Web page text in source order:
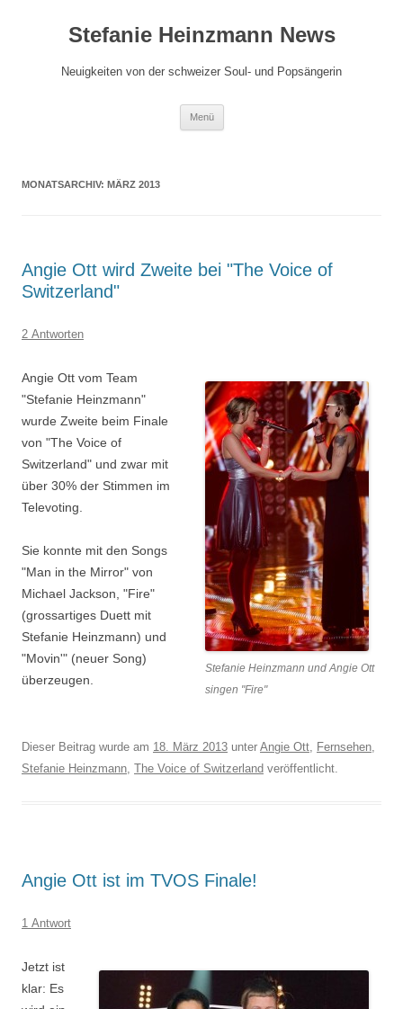
springenStefanie Heinzmann News
Neuigkeiten von der schweizer Soul- und Popsängerin
Menü
MONATSARCHIV: MÄRZ 2013
Angie Ott wird Zweite bei "The Voice of
Switzerland"
2 Antworten
Stefanie Heinzmann und Angie Ott
singen "Fire"
Angie Ott vom Team
"Stefanie Heinzmann"
wurde Zweite beim Finale
von "The Voice of
Switzerland" und zwar mit
über 30% der Stimmen im
Televoting.
Sie konnte mit den Songs
"Man in the Mirror" von
Michael Jackson, "Fire"
(grossartiges Duett mit
Stefanie Heinzmann) und
"Movin'" (neuer Song)
überzeugen.
Dieser Beitrag wurde am 18. März 2013 unter Angie Ott, Fernsehen,
Stefanie Heinzmann, The Voice of Switzerland veröffentlicht.
Angie Ott ist im TVOS Finale!
1 Antwort
Jetzt ist
klar: Es